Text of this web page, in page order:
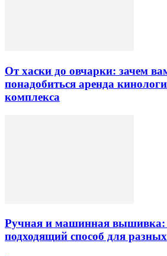
От хаски до овчарки: зачем
понадобиться аренда
комплекса
Ручная и машинная вышивка:
подходящий способ для